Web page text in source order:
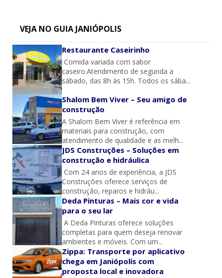
VEJA NO GUIA JANIÓPOLIS
Restaurante Caseirinho
Comida variada com sabor
caseiro.Atendimento de segunda a
sábado, das 8h às 15h. Todos os sába...
Shalom Bem Viver – Seu amigo de
construção
A Shalom Bem Viver é referência em
materiais para construção, com
atendimento de qualidade e as melh...
JDS Construções – Soluções em
construção e hidráulica
Com 24 anos de experiência, a JDS
Construções oferece serviços de
construção, reparos e hidráu...
Deda Pinturas – Mais cor e vida
para o seu lar
A Deda Pinturas oferece soluções
completas para quem deseja renovar
ambientes e móveis. Com um...
Zippa: Transporte por aplicativo
chega em Janiópolis com
proposta local e inovadora